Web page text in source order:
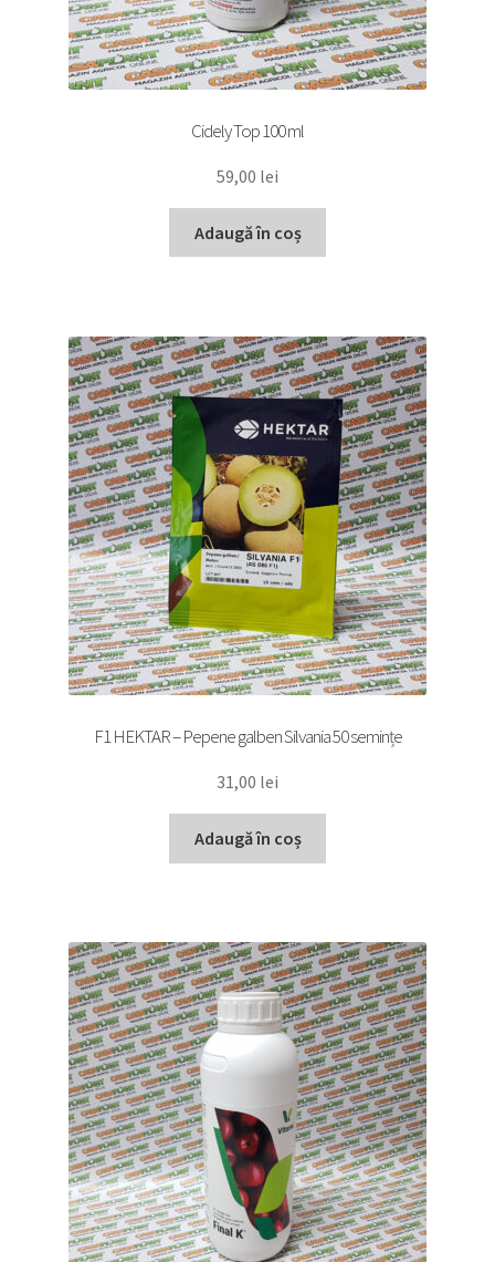
Cidely Top 100 ml
59,00 lei
Adaugă în coș
F1 HEKTAR – Pepene galben Silvania 50 semințe
31,00 lei
Adaugă în coș